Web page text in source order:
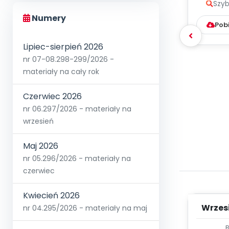
Numery
Lipiec-sierpień 2026
nr 07-08.298-299/2026 -
materiały na cały rok
Czerwiec 2026
nr 06.297/2026 - materiały na
wrzesień
Maj 2026
nr 05.296/2026 - materiały na
czerwiec
Kwiecień 2026
nr 04.295/2026 - materiały na maj